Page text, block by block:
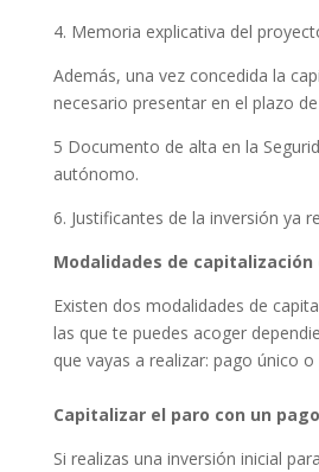
4. Memoria explicativa del
Además, una vez concedida la
necesario presentar en el plazo
5 Documento de alta en la
autónomo.
6. Justificantes de la inversión ya
Modalidades de capitalización
Existen dos modalidades de
las que te puedes acoger
que vayas a realizar: pago único
Capitalizar el paro con un
Si realizas una inversión inicial